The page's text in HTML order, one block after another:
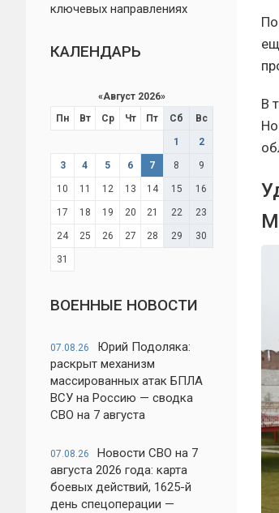
ключевых направлениях
КАЛЕНДАРЬ
«Август 2026»
Пн
Вт Ср Чт Пт Сб Вс
1 2
3 4 5 6 7 8 9
10 11 12 13 14 15 16
17 18 19 20 21 22 23
24 25 26 27 28 29 30
31
ВОЕННЫЕ НОВОСТИ
07.08.26
Юрий Подоляка:
раскрыт механизм
массированных атак БПЛА
ВСУ на Россию — сводка
СВО на 7 августа
07.08.26
Новости СВО на 7
августа 2026 года: карта
боевых действий, 1625-й
день спецоперации —
В